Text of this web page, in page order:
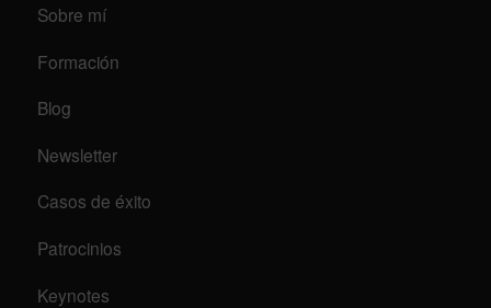
Sobre mí
Formación
Blog
Newsletter
Casos de éxito
Patrocinios
Keynotes